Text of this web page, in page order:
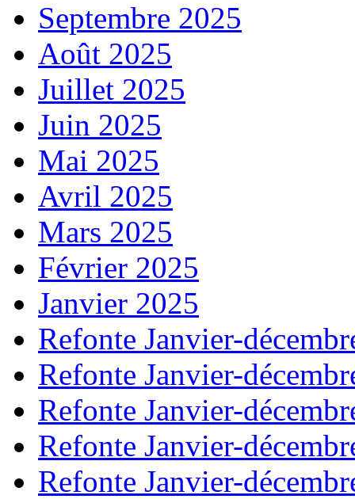
Septembre 2025
Août 2025
Juillet 2025
Juin 2025
Mai 2025
Avril 2025
Mars 2025
Février 2025
Janvier 2025
Refonte Janvier-
Refonte Janvier-
Refonte Janvier-
Refonte Janvier-
Refonte Janvier-